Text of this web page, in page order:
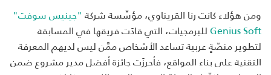
ومن هؤلاء كانت رنا القريناوي، مؤسِّسة شركة"جينيس سوفت"
Genius Softللبرمجيات، التي قادَت فريقها في المسابقة
لتطوير منصّةٍ عربية تساعد الأشخاص ممَّن ليس لديهم المعرفة
التقنية على بناء المواقع، فأحرزَت جائزة أفضل مدير مشروع ضمن